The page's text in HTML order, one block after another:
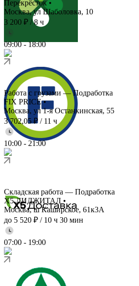
Перекрёсток•
Москва, ул Шаболовка, 10
3 200 ₽ /8 ч
09:00-18:00
Работа с грузами — Подработка
FIX PRICE•
Москва, ул 1-я Останкинская, 55
3 702,05 ₽ / 11 ч
10:00 - 21:00
Складская работа — Подработка
X5 ДИДЖИТАЛ •
Москва, ш Каширское, 61к3А
до 5 520 ₽ / 10 ч 30 мин
07:00 - 19:00